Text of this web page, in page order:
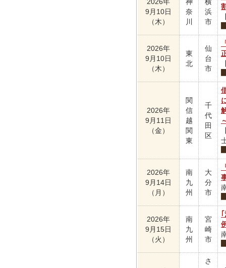
9月10日
（木）
奈
川
浜
市
2026年
9月10日
（木）
東
北
仙
台
市
2026年
9月11日
（金）
関
信
越
関
東
千
代
田
区
2026年
9月14日
（月）
南
九
州
大
分
市
2026年
9月15日
（火）
南
九
州
宮
崎
市
さ